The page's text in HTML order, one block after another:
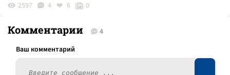
2597 4 6 0
Комментарии 4